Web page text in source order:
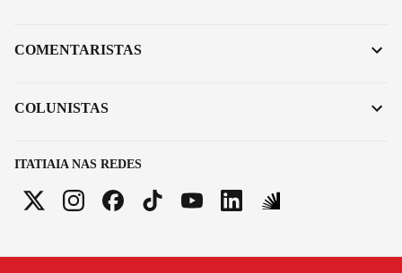
ITATIAIA NAS REDES
COMENTARISTAS
COLUNISTAS